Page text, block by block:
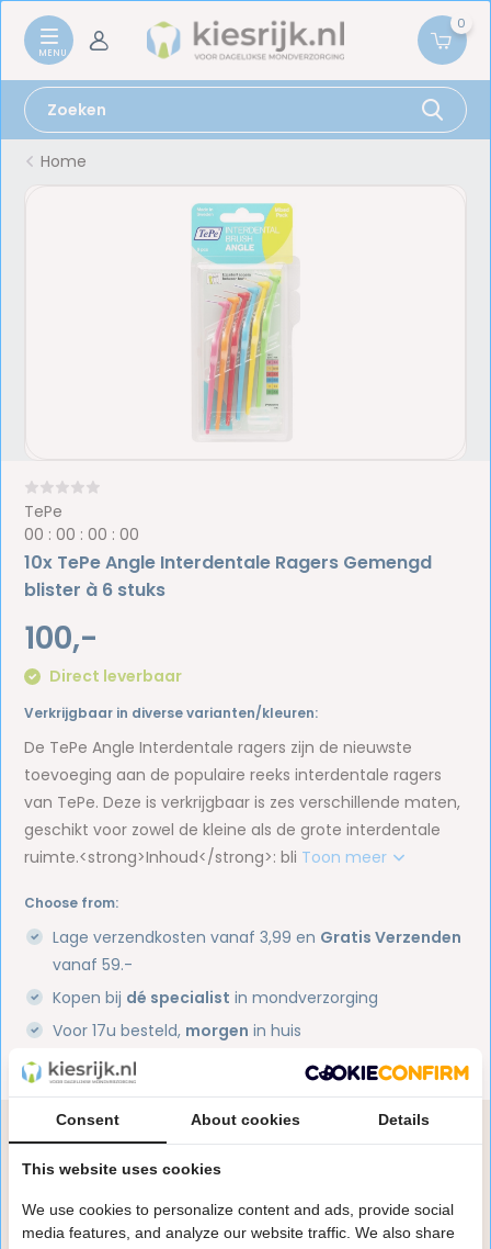
0
Home
TePe
00 :00 :00 :00
10x TePe Angle Interdentale Ragers Gemengd
blister à 6 stuks
100,-
Direct leverbaar
Verkrijgbaar in diverse varianten/kleuren:
De TePe Angle Interdentale ragers zijn de nieuwste
toevoeging aan de populaire reeks interdentale ragers
van TePe. Deze is verkrijgbaar is zes verschillende maten,
geschikt voor zowel de kleine als de grote interdentale
ruimte.<strong>Inhoud</strong>: bli Toon meer
Choose from:
Lage verzendkosten vanaf 3,99 en Gratis Verzenden
vanaf 59.-
Kopen bij dé specialist in mondverzorging
Voor 17u besteld, morgen in huis
1 miljoen+tevreden klanten
Heb je een vraag over dit product?
Onze specialisten helpen je graag! Spreek ons aan
Stuur e-mail
Consent About cookies Details
This website uses cookies
We use cookies to personalize content and ads, provide social
media features, and analyze our website traffic. We also share